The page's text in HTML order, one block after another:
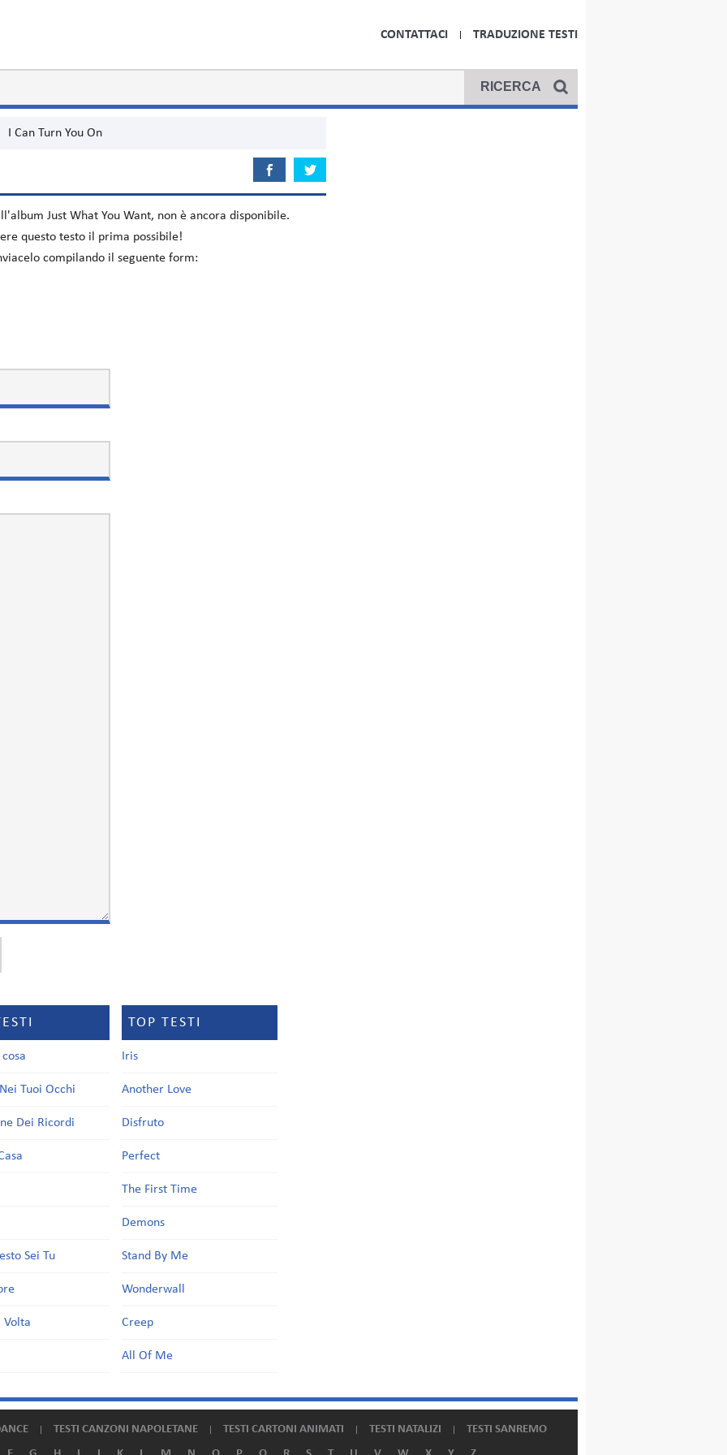
CONTATTACI TRADUZIONE TESTI
I Can Turn You On
Just What You Want, non è ancora disponibile.
questo testo il prima possibile!
compilando il seguente form:
Tuoi Occhi
Dei Ricordi
Sei Tu
Volta
TOP TESTI
Iris
Another Love
Disfruto
Perfect
The First Time
Demons
Stand By Me
Wonderwall
Creep
All Of Me
TESTI CANZONI NAPOLETANE TESTI CARTONI ANIMATI TESTI NATALIZI
TESTI SANREMO